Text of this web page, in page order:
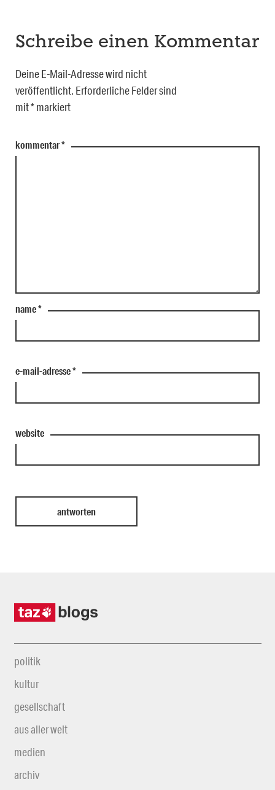
Schreibe einen Kommentar
Deine E-Mail-Adresse wird nicht
veröffentlicht. Erforderliche Felder sind
mit*markiert
kommentar*
name*
e-mail-adresse*
website
politik
kultur
gesellschaft
aus aller welt
medien
archiv